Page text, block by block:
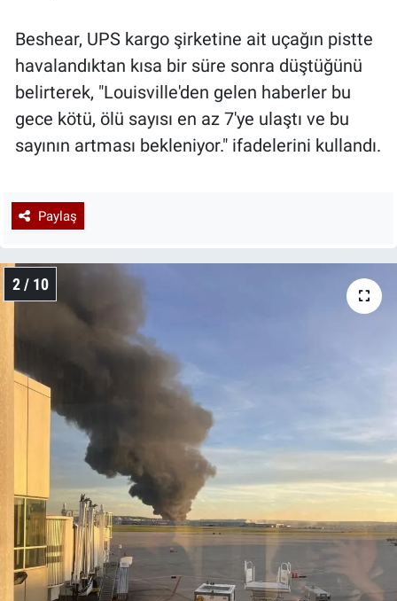
Beshear, UPS kargo şirketine ait uçağın pistte
havalandıktan kısa bir süre sonra düştüğünü
belirterek, "Louisville'den gelen haberler bu
gece kötü, ölü sayısı en az 7'ye ulaştı ve bu
sayının artması bekleniyor." ifadelerini kullandı.
Paylaş
2 / 10